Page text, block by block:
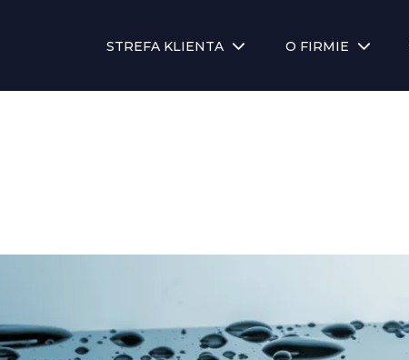
STREFA KLIENTA O FIRMIE